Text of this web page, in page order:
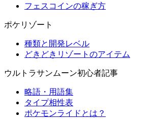
フェスコインの稼ぎ方
ポケリゾート
種類と開発レベル
どきどきリゾートのアイテム
ウルトラサンムーン初心者記事
略語・用語集
タイプ相性表
ポケモンライドとは？